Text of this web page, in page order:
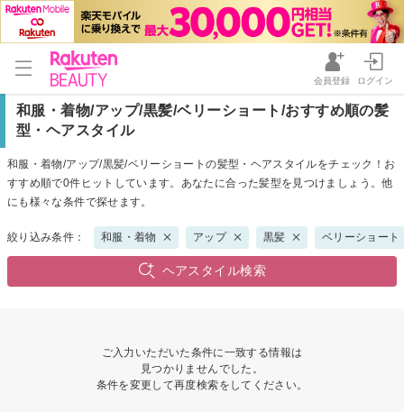
会員登録 ログイン
和服・着物/アップ/黒髪/ベリーショート/おすすめ順の髪
型・ヘアスタイル
和服・着物/アップ/黒髪/ベリーショートの髪型・ヘアスタイルをチェック！お
すすめ順で0件ヒットしています。あなたに合った髪型を見つけましょう。他
にも様々な条件で探せます。
絞り込み条件： 和服・着物 アップ 黒髪 ベリーショート
ヘアスタイル検索
ご入力いただいた条件に一致する情報は
見つかりませんでした。
条件を変更して再度検索をしてください。